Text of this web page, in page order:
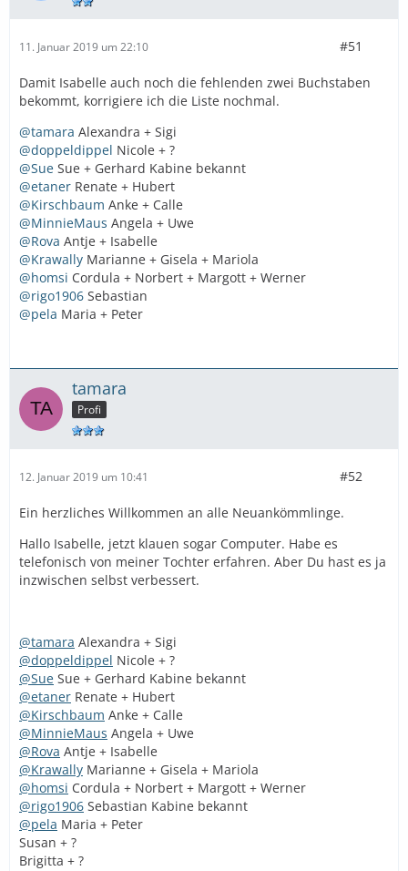
11. Januar 2019 um 22:10 #51
Damit Isabelle auch noch die fehlenden zwei Buchstaben
bekommt, korrigiere ich die Liste nochmal.
@tamara Alexandra + Sigi
@doppeldippel Nicole + ?
@Sue Sue + Gerhard Kabine bekannt
@etaner Renate + Hubert
@Kirschbaum Anke + Calle
@MinnieMaus Angela + Uwe
@Rova Antje + Isabelle
@Krawally Marianne + Gisela + Mariola
@homsi Cordula + Norbert + Margott + Werner
@rigo1906 Sebastian
@pela Maria + Peter
tamara
Profi
12. Januar 2019 um 10:41 #52
Ein herzliches Willkommen an alle Neuankömmlinge.
Hallo Isabelle, jetzt klauen sogar Computer. Habe es
telefonisch von meiner Tochter erfahren. Aber Du hast es ja
inzwischen selbst verbessert.
@tamara Alexandra + Sigi
@doppeldippel Nicole + ?
@Sue Sue + Gerhard Kabine bekannt
@etaner Renate + Hubert
@Kirschbaum Anke + Calle
@MinnieMaus Angela + Uwe
@Rova Antje + Isabelle
@Krawally Marianne + Gisela + Mariola
@homsi Cordula + Norbert + Margott + Werner
@rigo1906 Sebastian Kabine bekannt
@pela Maria + Peter
Susan + ?
Brigitta + ?